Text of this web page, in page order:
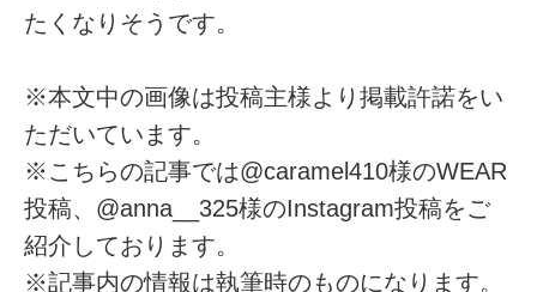
たくなりそうです。
※本文中の画像は投稿主様より掲載許諾をい
ただいています。
※こちらの記事では@caramel410様のWEAR
投稿、@anna__325様のInstagram投稿をご
紹介しております。
※記事内の情報は執筆時のものになります。